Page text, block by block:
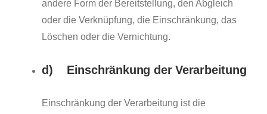
andere Form der Bereitstellung, den Abgleich
oder die Verknüpfung, die Einschränkung, das
Löschen oder die Vernichtung.
d) Einschränkung der Verarbeitung
Einschränkung der Verarbeitung ist die